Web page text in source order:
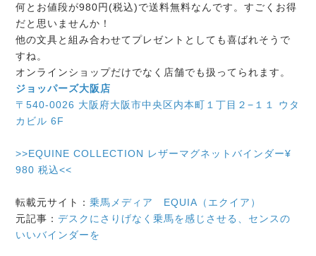
何とお値段が980円(税込)で送料無料なんです。すごくお得
だと思いませんか！
他の文具と組み合わせてプレゼントとしても喜ばれそうで
すね。
オンラインショップだけでなく店舗でも扱ってられます。
ジョッパーズ大阪店
〒540-0026 大阪府大阪市中央区内本町１丁目２−１１ ウタ
カビル 6F
>>EQUINE COLLECTION レザーマグネットバインダー¥
980 税込<<
転載元サイト：乗馬メディア EQUIA（エクイア）
元記事：デスクにさりげなく乗馬を感じさせる、センスの
いいバインダーを